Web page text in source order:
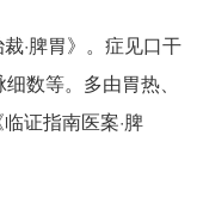
·脾胃》。症见口干
数等。多由胃热、
证指南医案·脾